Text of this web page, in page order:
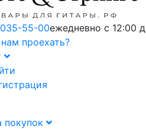
55-00ежедневно с 12:00
проехать?
покупок